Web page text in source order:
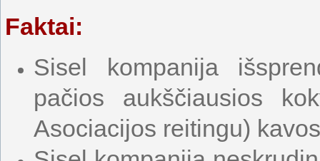
Faktai:
Sisel kompanija
pačios aukščiausios
Asociacijos reitingu)